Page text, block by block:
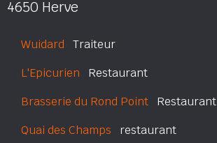
4650 Herve
Wuidard Traiteur
L'Epicurien Restaurant
Brasserie du Rond Point Restaurant
Quai des Champs restaurant